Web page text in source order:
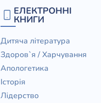
ЕЛЕКТРОННІ
КНИГИ
Дитяча література
Здоров`я / Харчування
Апологетика
Історія
Лідерство